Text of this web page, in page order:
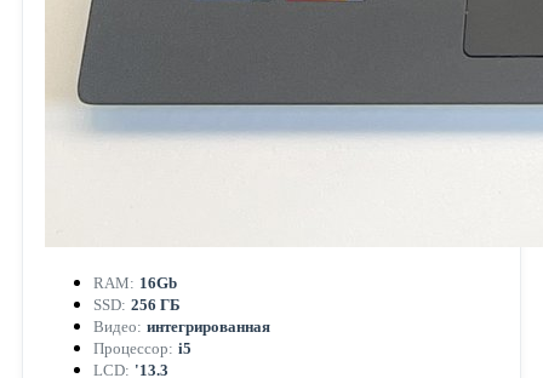
RAM: 16Gb
SSD: 256 ГБ
Видео: интегрированная
Процессор: i5
LCD: '13.3